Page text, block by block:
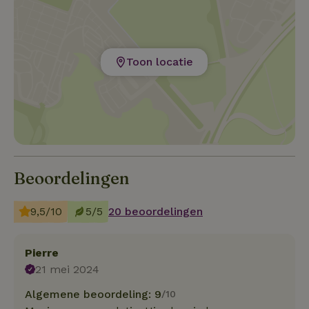
Toon locatie
Beoordelingen
9,5/10 5/5 20 beoordelingen
Pierre
21 mei 2024
Algemene beoordeling: 9/10